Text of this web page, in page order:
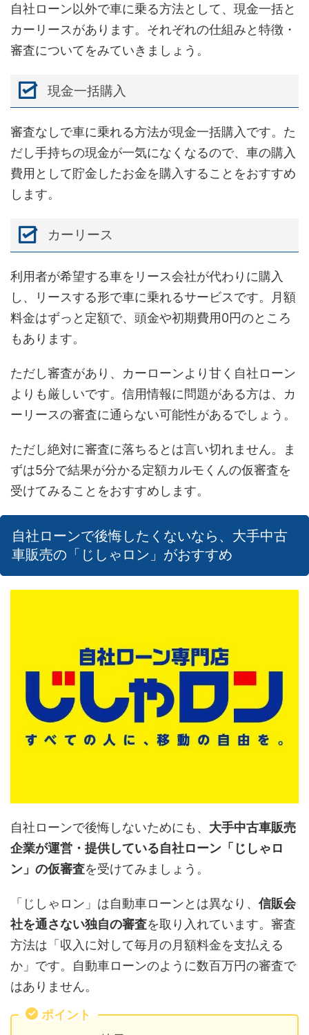
自社ローン以外で車に乗る方法として、現金一括と
カーリースがあります。それぞれの仕組みと特徴・
審査についてをみていきましょう。
現金一括購入
審査なしで車に乗れる方法が現金一括購入です。た
だし手持ちの現金が一気になくなるので、車の購入
費用として貯金したお金を購入することをおすすめ
します。
カーリース
利用者が希望する車をリース会社が代わりに購入
し、リースする形で車に乗れるサービスです。月額
料金はずっと定額で、頭金や初期費用0円のところ
もあります。
ただし審査があり、カーローンより甘く自社ローン
よりも厳しいです。信用情報に問題がある方は、カ
ーリースの審査に通らない可能性があるでしょう。
ただし絶対に審査に落ちるとは言い切れません。ま
ずは5分で結果が分かる定額カルモくんの仮審査を
受けてみることをおすすめします。
自社ローンで後悔したくないなら、大手中古
車販売の「じしゃロン」がおすすめ
自社ローンで後悔しないためにも、 大手中古車販売
企業が運営・提供している自社ローン「じしゃロ
ン」の仮審査を受けてみましょう。
「じしゃロン」は自動車ローンとは異なり、 信販会
社を通さない独自の審査を取り入れています。審査
方法は「収入に対して毎月の月額料金を支払える
か」です。自動車ローンのように数百万円の審査で
はありません。
ポイント